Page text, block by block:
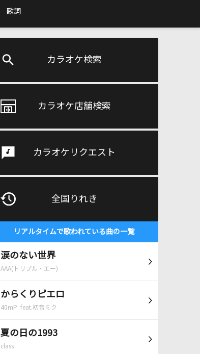
歌詞
カラオケ検索
カラオケ店舗検索
カラオケリクエスト
全国りれき
リアルタイムで歌われている曲の一覧
涙のない世界
AAA(トリプル・エー)
からくりピエロ
40mP feat.初音ミク
夏の日の1993
class